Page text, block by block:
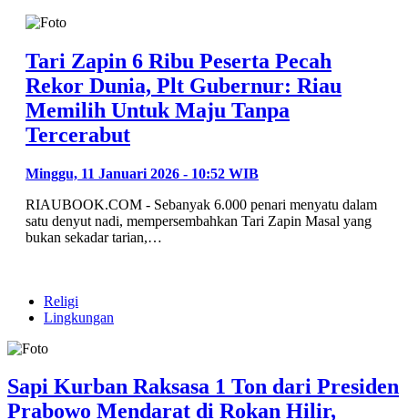
Tari Zapin 6 Ribu Peserta Pecah
Rekor Dunia, Plt Gubernur: Riau
Memilih Untuk Maju Tanpa
Tercerabut
Minggu, 11 Januari 2026 - 10:52 WIB
RIAUBOOK.COM - Sebanyak 6.000 penari menyatu dalam
satu denyut nadi, mempersembahkan Tari Zapin Masal yang
bukan sekadar tarian,…
Religi
Lingkungan
Sapi Kurban Raksasa 1 Ton dari Presiden
Prabowo Mendarat di Rokan Hilir,